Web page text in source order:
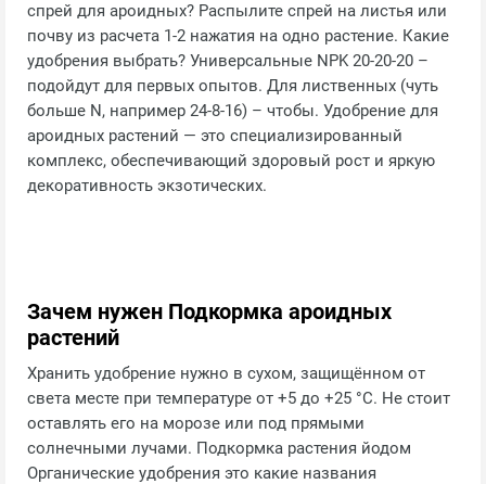
спрей для ароидных? Распылите спрей на листья или
почву из расчета 1-2 нажатия на одно растение. Какие
удобрения выбрать? Универсальные NPK 20-20-20 –
подойдут для первых опытов. Для лиственных (чуть
больше N, например 24-8-16) – чтобы. Удобрение для
ароидных растений — это специализированный
комплекс, обеспечивающий здоровый рост и яркую
декоративность экзотических.
Зачем нужен Подкормка ароидных
растений
Хранить удобрение нужно в сухом, защищённом от
света месте при температуре от +5 до +25 °C. Не стоит
оставлять его на морозе или под прямыми
солнечными лучами. Подкормка растения йодом
Органические удобрения это какие названия